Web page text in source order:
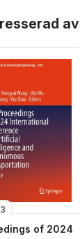
av
of 2024